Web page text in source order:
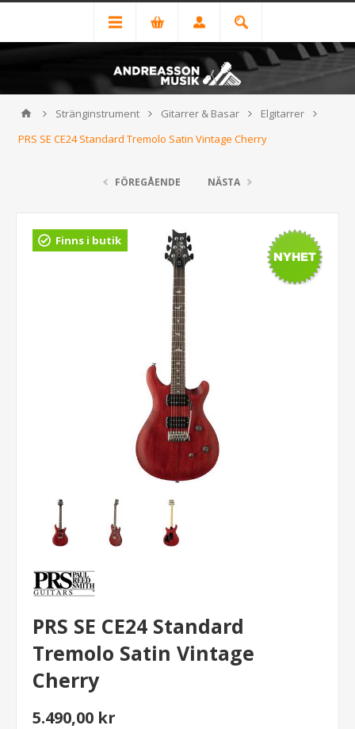
Stränginstrument Gitarrer & Basar
Elgitarrer
PRS SE CE24 Standard Tremolo Satin Vintage Cherry
FÖREGÅENDE NÄSTA
Finns i butik
PRS SE CE24 Standard
Tremolo Satin Vintage
Cherry
5.490,00 kr